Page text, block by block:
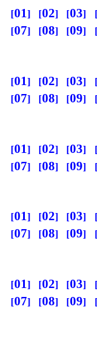
01 02 03
07
08 09
01 02 03
07
08 09
01 02 03
07
08 09
01 02 03
07
08 09
01 02 03
07
08 09